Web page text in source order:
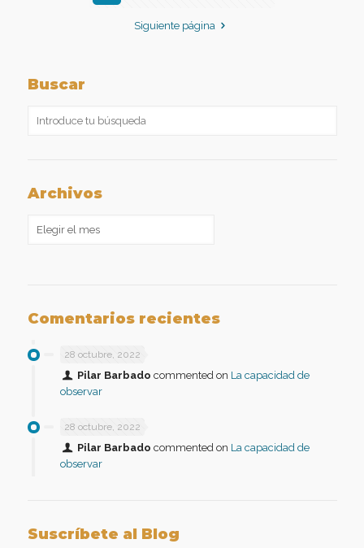
Siguiente página
Buscar
Archivos
Comentarios recientes
28 octubre, 2022
Pilar Barbado commented on La capacidad de
observar
28 octubre, 2022
Pilar Barbado commented on La capacidad de
observar
Suscríbete al Blog